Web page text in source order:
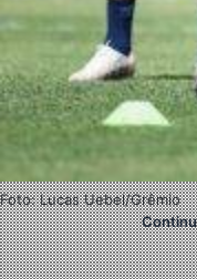
Foto: Lucas Uebel/Grêmio